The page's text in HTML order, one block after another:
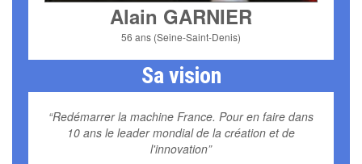
Alain GARNIER
56 ans (Seine-Saint-Denis)
Sa vision
“Redémarrer la machine France. Pour en faire dans
10 ans le leader mondial de la création et de
l'innovation”